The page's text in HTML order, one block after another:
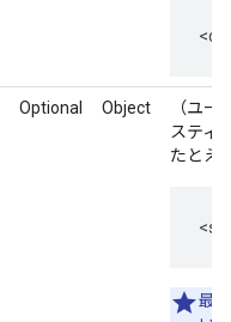
Optional Object
（ユ
スティ
たとえ
最